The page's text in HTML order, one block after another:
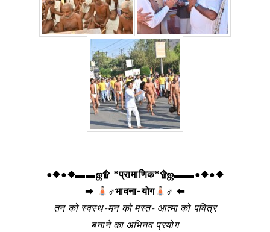
●◆●◆▬▬ஜ۩ *प्रामाणिक*۩ஜ▬▬●◆●◆
➡
‍♂भावना-योग
‍♂ ⬅
तन को स्वस्थ-मन को मस्त- आत्मा को पवित्र
बनाने का अभिनव प्रयोग